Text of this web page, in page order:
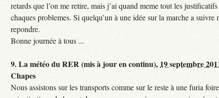
retards que l’on me retire, mais j’ai quand meme tout les
chaques problemes. Si quelqu’un à une idée sur la marche a suivre
repondre.
Bonne journée à tous ...
9.La météo du RER (mis à jour en continu), 19 septembre
Chapes
Nous assistons sur les transports comme sur le reste à une furia